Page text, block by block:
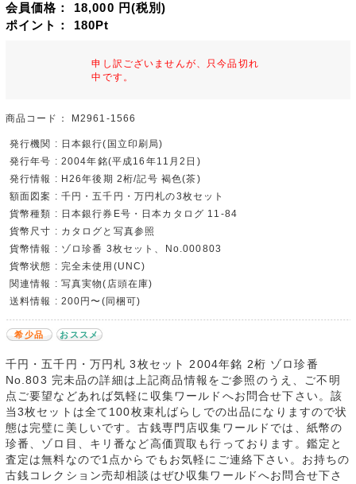
会員価格： 18,000 円(税別)
ポイント： 180Pt
申し訳ございませんが、只今品切れ
中です。
商品コード： M2961-1566
発行機関 : 日本銀行(国立印刷局)
発行年号 : 2004年銘(平成16年11月2日)
発行情報 : H26年後期 2桁/記号 褐色(茶)
額面図案 : 千円・五千円・万円札の3枚セット
貨幣種類 : 日本銀行券E号・日本カタログ 11-84
貨幣尺寸 : カタログと写真参照
貨幣情報 : ゾロ珍番 3枚セット、No.000803
貨幣状態 : 完全未使用(UNC)
関連情報 : 写真実物(店頭在庫)
送料情報 : 200円〜(同梱可)
希少品 おススメ
千円・五千円・万円札 3枚セット 2004年銘 2桁 ゾロ珍番
No.803 完未品の詳細は上記商品情報をご参照のうえ、ご不明
点ご要望などあれば気軽に収集ワールドへお問合せ下さい。該
当3枚セットは全て100枚束札ばらしでの出品になりますので状
態は完璧に美しいです。古銭専門店収集ワールドでは、紙幣の
珍番、ゾロ目、キリ番など高価買取も行っております。鑑定と
査定は無料なので1点からでもお気軽にご連絡下さい。お持ちの
古銭コレクション売却相談はぜひ収集ワールドへお問合せ下さ